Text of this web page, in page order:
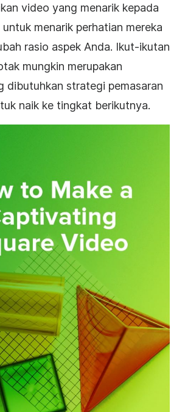
video yang menarik kepada
menarik perhatian mereka
rasio aspek Anda. Ikut-ikutan
mungkin merupakan
dibutuhkan strategi pemasaran
naik ke tingkat berikutnya.